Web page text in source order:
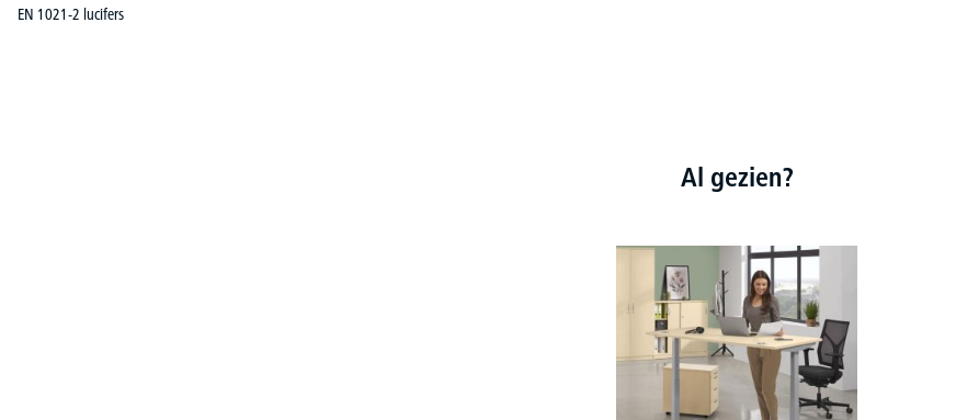
EN 1021-2 lucifers
Al gezien?